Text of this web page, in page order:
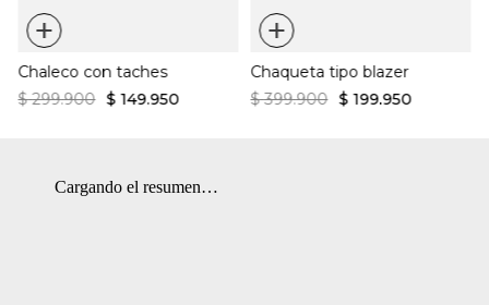
¿Cómo es el fit?:
Silueta trucker
Botones metálicos frontales
solo por el revés. OTROS: Usar un paño para planchar. OTROS:
No retorcer ni exprimir. OTROS: No remojar. OTROS: No
planchar los accesorios. LAVADO: Lavar a mano. Temperatura
máxima 40 ºC. BLANQUEADO: No usar blanqueador.
CUIDADO TEXTIL PROFESIONAL: No limpieza en seco.
+
Chaleco con taches
$ 299.900 $ 149.950
+
Chaqueta tipo blazer
$ 399.900 $ 199.950
Cargando el resumen…